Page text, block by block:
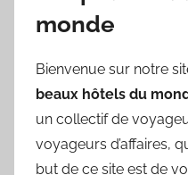
monde
Bienvenue sur notre
beaux hôtels du
un collectif de
voyageurs d’affaires,
but de ce site est de